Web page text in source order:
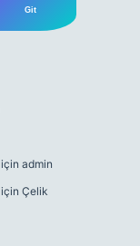
için admin
için Çelik